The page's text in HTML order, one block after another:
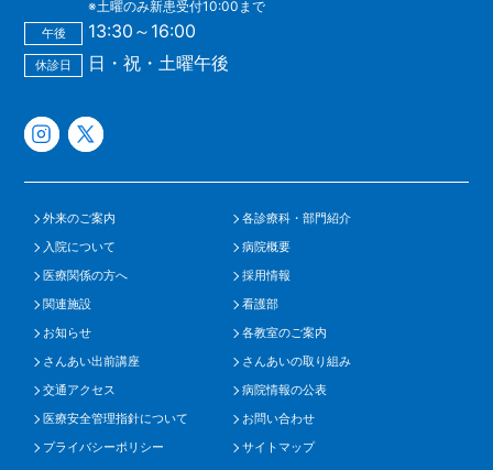
※土曜のみ新患受付10:00まで
午後 13:30～16:00
休診日 日・祝・土曜午後
外来のご案内
各診療科・部門紹介
入院について
病院概要
医療関係の方へ
採用情報
関連施設
看護部
お知らせ
各教室のご案内
さんあい出前講座
さんあいの取り組み
交通アクセス
病院情報の公表
医療安全管理指針について
お問い合わせ
プライバシーポリシー
サイトマップ